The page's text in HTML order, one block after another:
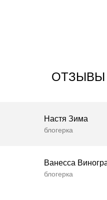
ОТЗЫВЫ
Настя Зима
блогерка
Ванесса
блогерка